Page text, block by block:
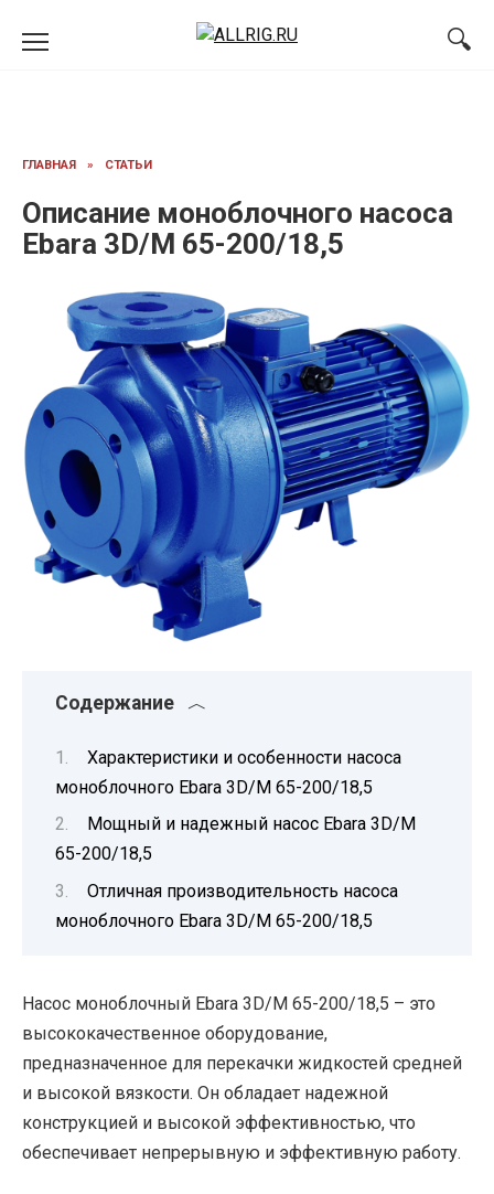
ГЛАВНАЯ » СТАТЬИ
Описание моноблочного насоса
Ebara 3D/M 65-200/18,5
Содержание
Характеристики и особенности насоса
моноблочного Ebara 3D/M 65-200/18,5
Мощный и надежный насос Ebara 3D/M
65-200/18,5
Отличная производительность насоса
моноблочного Ebara 3D/M 65-200/18,5
Насос моноблочный Ebara 3D/M 65-200/18,5 – это
высококачественное оборудование,
предназначенное для перекачки жидкостей средней
и высокой вязкости. Он обладает надежной
конструкцией и высокой эффективностью, что
обеспечивает непрерывную и эффективную работу.